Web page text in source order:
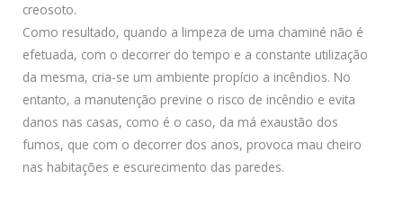
creosoto.
Como resultado, quando a limpeza de uma chaminé não é
efetuada, com o decorrer do tempo e a constante utilização
da mesma, cria-se um ambiente propício a incêndios. No
entanto, a manutenção previne o risco de incêndio e evita
danos nas casas, como é o caso, da má exaustão dos
fumos, que com o decorrer dos anos, provoca mau cheiro
nas habitações e escurecimento das paredes.